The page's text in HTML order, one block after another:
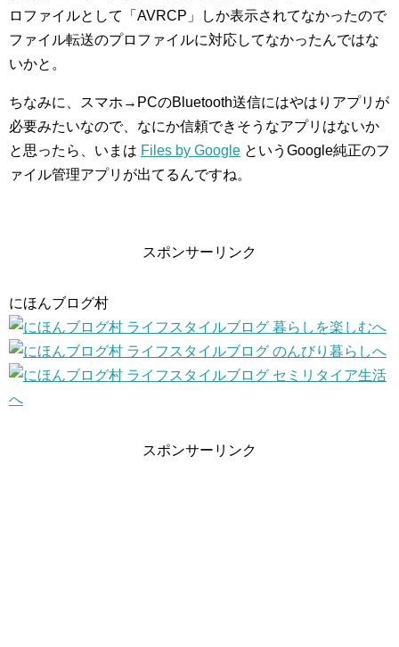
ロファイルとして「AVRCP」しか表示されてなかったので
ファイル転送のプロファイルに対応してなかったんではな
いかと。
ちなみに、スマホ→PCのBluetooth送信にはやはりアプリが
必要みたいなので、なにか信頼できそうなアプリはないか
と思ったら、いまは Files by Google というGoogle純正のフ
ァイル管理アプリが出てるんですね。
スポンサーリンク
にほんブログ村
スポンサーリンク